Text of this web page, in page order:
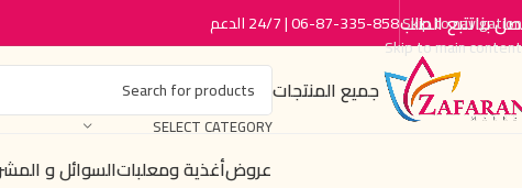
Skip to navigation
Skip to main content
بناتتبع الطلب06-87-335-858 | 24/7 الدعم
جميع المنتجات
SELECT CATEGORY
عروضأغذية ومعلباتالسوائل و